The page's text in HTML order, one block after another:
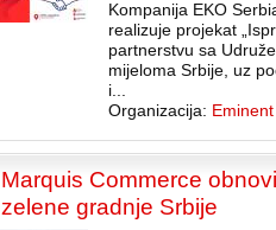
Kompanija EKO
realizuje projekat
partnerstvu sa
mijeloma Srbije, uz
i...
Organizacija:
Marquis Commerce
zelene gradnje Srbije